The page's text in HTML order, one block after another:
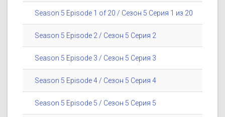
Season 5 Episode 1 of 20 / Сезон 5 Серия 1 из 20
Season 5 Episode 2 / Сезон 5 Серия 2
Season 5 Episode 3 / Сезон 5 Серия 3
Season 5 Episode 4 / Сезон 5 Серия 4
Season 5 Episode 5 / Сезон 5 Серия 5